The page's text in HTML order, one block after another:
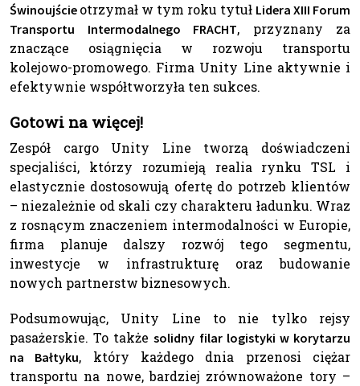
Świnoujście otrzymał w tym roku tytuł Lidera XIII Forum
Transportu Intermodalnego FRACHT, przyznany za
znaczące osiągnięcia w rozwoju transportu
kolejowo-promowego. Firma Unity Line aktywnie i
efektywnie współtworzyła ten sukces.
Gotowi na więcej!
Zespół cargo Unity Line tworzą doświadczeni
specjaliści, którzy rozumieją realia rynku TSL i
elastycznie dostosowują ofertę do potrzeb klientów
– niezależnie od skali czy charakteru ładunku. Wraz
z rosnącym znaczeniem intermodalności w Europie,
firma planuje dalszy rozwój tego segmentu,
inwestycje w infrastrukturę oraz budowanie
nowych partnerstw biznesowych.
Podsumowując, Unity Line to nie tylko rejsy
pasażerskie. To takżesolidny filar logistyki w korytarzu
na Bałtyku, który każdego dnia przenosi ciężar
transportu na nowe, bardziej zrównoważone tory –